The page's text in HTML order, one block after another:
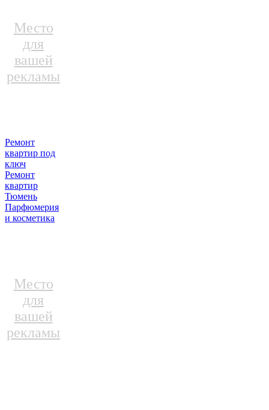
Место
для
вашей
рекламы
Ремонт
квартир под
ключ
Ремонт
квартир
Тюмень
Парфюмерия
и косметика
Место
для
вашей
рекламы